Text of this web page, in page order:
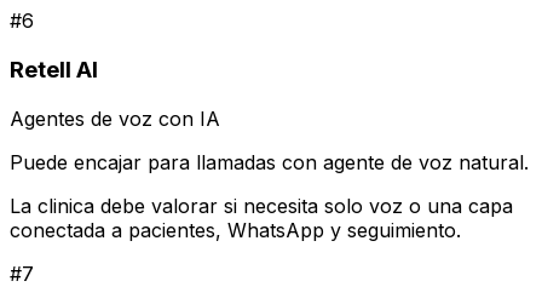
#6
Retell AI
Agentes de voz con IA
Puede encajar para llamadas con agente de voz natural.
La clinica debe valorar si necesita solo voz o una capa
conectada a pacientes, WhatsApp y seguimiento.
#7